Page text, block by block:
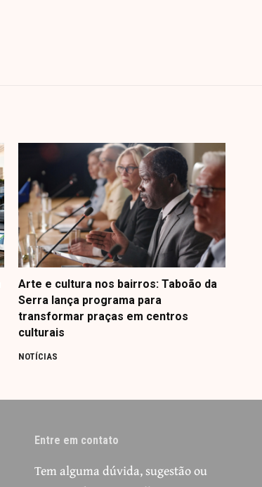
Arte e cultura nos bairros: Taboão da
Serra lança programa para
transformar praças em centros
culturais
NOTÍCIAS
Entre em contato
Tem alguma dúvida, sugestão ou